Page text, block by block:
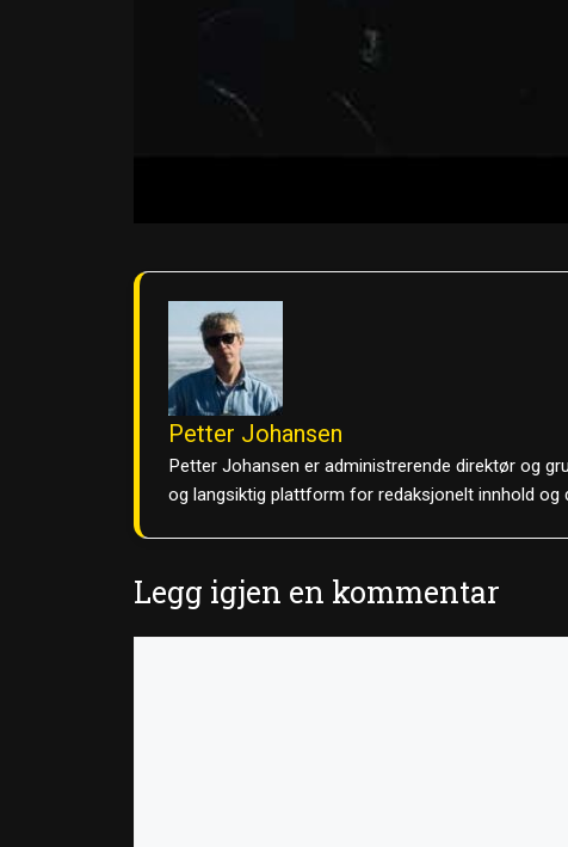
Petter Johansen
Petter Johansen er administrerende direktør og
og langsiktig plattform for redaksjonelt innhold og
Legg igjen en kommentar